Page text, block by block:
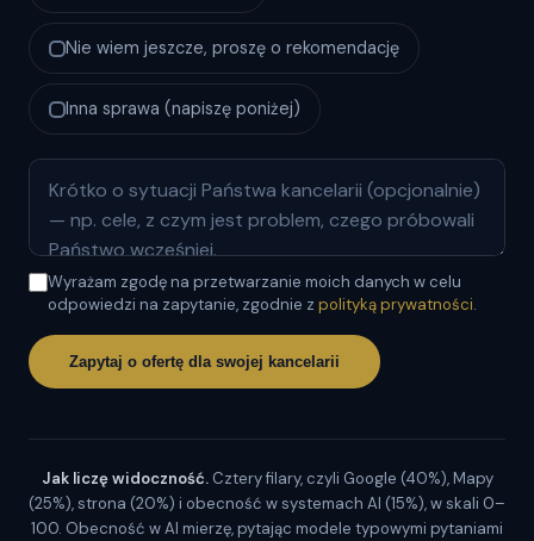
Nie wiem jeszcze, proszę o rekomendację
Inna sprawa (napiszę poniżej)
Wyrażam zgodę na przetwarzanie moich danych w celu
odpowiedzi na zapytanie, zgodnie z polityką prywatności.
Zapytaj o ofertę dla swojej kancelarii
Jak liczę widoczność.Cztery filary, czyli Google (40%), Mapy
(25%), strona (20%) i obecność w systemach AI (15%), w skali 0–
100. Obecność w AI mierzę, pytając modele typowymi pytaniami